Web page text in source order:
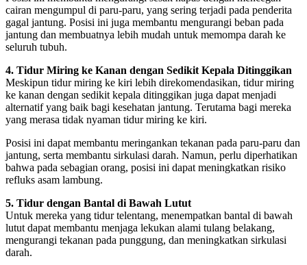
cairan mengumpul di paru-paru, yang sering terjadi pada penderita
gagal jantung. Posisi ini juga membantu mengurangi beban pada
jantung dan membuatnya lebih mudah untuk memompa darah ke
seluruh tubuh.
4. Tidur Miring ke Kanan dengan Sedikit Kepala Ditinggikan
Meskipun tidur miring ke kiri lebih direkomendasikan, tidur miring
ke kanan dengan sedikit kepala ditinggikan juga dapat menjadi
alternatif yang baik bagi kesehatan jantung. Terutama bagi mereka
yang merasa tidak nyaman tidur miring ke kiri.
Posisi ini dapat membantu meringankan tekanan pada paru-paru dan
jantung, serta membantu sirkulasi darah. Namun, perlu diperhatikan
bahwa pada sebagian orang, posisi ini dapat meningkatkan risiko
refluks asam lambung.
5. Tidur dengan Bantal di Bawah Lutut
Untuk mereka yang tidur telentang, menempatkan bantal di bawah
lutut dapat membantu menjaga lekukan alami tulang belakang,
mengurangi tekanan pada punggung, dan meningkatkan sirkulasi
darah.